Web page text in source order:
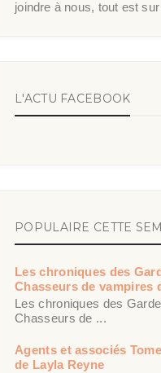
joindre à nous, tout est
L'ACTU FACEBOOK
POPULAIRE CETTE
Les chroniques des
Chasseurs de vampires
Les chroniques des
Chasseurs de ...
Agents et associés
de Layla Reyne